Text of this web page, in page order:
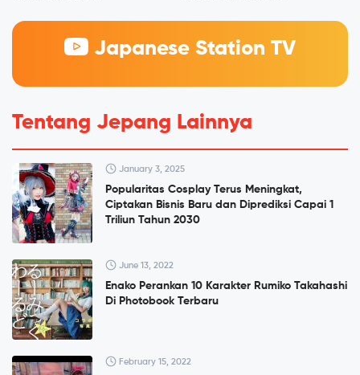
Japanese Station TV
Tentang Jepang Lainnya
January 3, 2025
Popularitas Cosplay Terus Meningkat,
Ciptakan Bisnis Baru dan Diprediksi Capai 1
Triliun Tahun 2030
June 13, 2022
Enako Perankan 10 Karakter Rumiko Takahashi
Di Photobook Terbaru
February 15, 2022